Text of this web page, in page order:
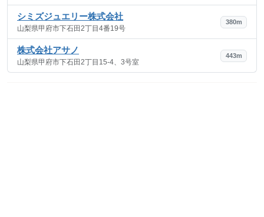
シミズジュエリー株式会社
山梨県甲府市下石田2丁目4番19号
380m
株式会社アサノ
山梨県甲府市下石田2丁目15-4、3号室
443m